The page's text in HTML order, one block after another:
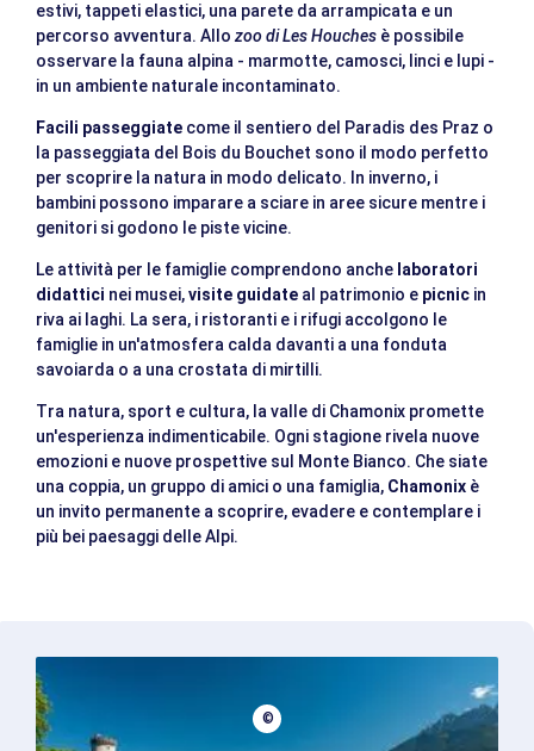
estivi, tappeti elastici, una parete da arrampicata e un
percorso avventura. Allo zoo di Les Houches è possibile
osservare la fauna alpina - marmotte, camosci, linci e lupi -
in un ambiente naturale incontaminato.
Facili passeggiate come il sentiero del Paradis des Praz o
la passeggiata del Bois du Bouchet sono il modo perfetto
per scoprire la natura in modo delicato. In inverno, i
bambini possono imparare a sciare in aree sicure mentre i
genitori si godono le piste vicine.
Le attività per le famiglie comprendono anche laboratori
didattici nei musei,visite guidate al patrimonio e picnic in
riva ai laghi. La sera, i ristoranti e i rifugi accolgono le
famiglie in un'atmosfera calda davanti a una fonduta
savoiarda o a una crostata di mirtilli.
Tra natura, sport e cultura, la valle di Chamonix promette
un'esperienza indimenticabile. Ogni stagione rivela nuove
emozioni e nuove prospettive sul Monte Bianco. Che siate
una coppia, un gruppo di amici o una famiglia, Chamonix è
un invito permanente a scoprire, evadere e contemplare i
più bei paesaggi delle Alpi.
©